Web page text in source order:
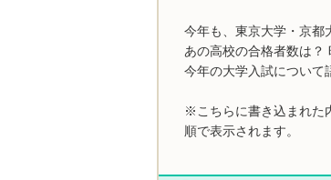
今年も、東京大学・京都
あの高校の合格者数は
今年の大学入試について
※こちらに書き込まれた
順で表示されます。